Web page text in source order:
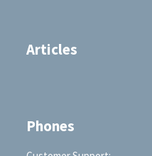
Articles
Phones